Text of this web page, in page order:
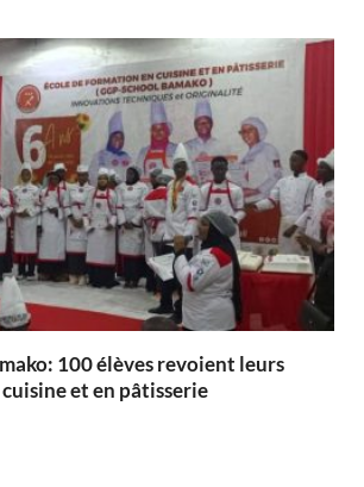
100 élèves revoient leurs
et en pâtisserie